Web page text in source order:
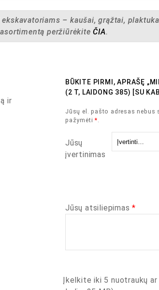
– kaušai, grąžtai,
peržiūrėkiteČIA.
ir
BŪKITE PIRMI, APRAŠĘ
(2 T, LAIDONG 385) [SU
Jūsų el. pašto adresas nebus
pažymėti*.
Jūsų
įvertinimas
Jūsų atsiliepimas*
Įkelkite iki 5 nuotraukų